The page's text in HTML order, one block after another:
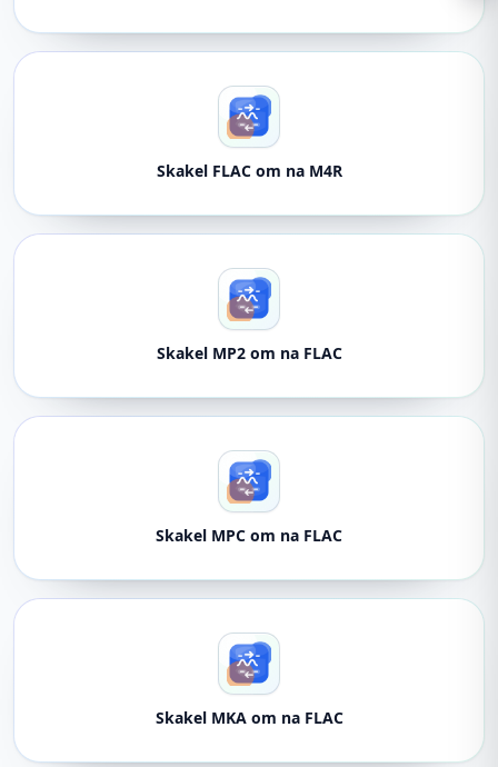
Skakel FLAC om na M4R
Skakel MP2 om na FLAC
Skakel MPC om na FLAC
Skakel MKA om na FLAC